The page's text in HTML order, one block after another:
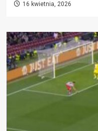
16 kwietnia, 2026